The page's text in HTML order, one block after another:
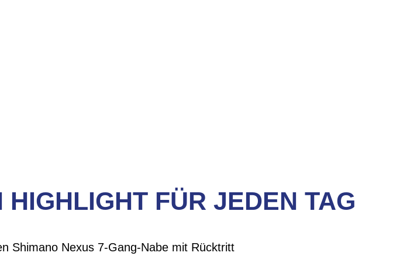
FÜR JEDEN TAG
Shimano Nexus 7-Gang-Nabe mit Rücktritt